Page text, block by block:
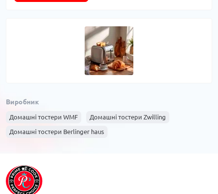
Виробник
Домашні тостери WMF Домашні тостери Zwilling
Домашні тостери Berlinger haus